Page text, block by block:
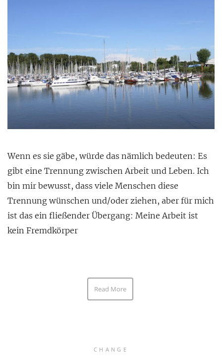
Wenn es sie gäbe, würde das nämlich bedeuten: Es
gibt eine Trennung zwischen Arbeit und Leben. Ich
bin mir bewusst, dass viele Menschen diese
Trennung wünschen und/oder ziehen, aber für mich
ist das ein fließender Übergang: Meine Arbeit ist
kein Fremdkörper
Read More
CHANGE